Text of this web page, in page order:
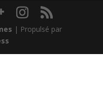
| Propulsé par